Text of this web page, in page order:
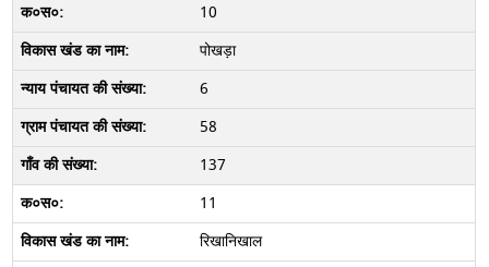
10
पोखड़ा
6
58
137
11
रिखानिखाल